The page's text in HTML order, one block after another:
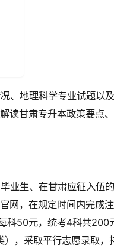
、地理科学专业试题以
读甘肃专升本政策要点
业生、在甘肃应征入伍
网，在规定时间内完成注
科50元，统考4科共200
，采取平行志愿录取，